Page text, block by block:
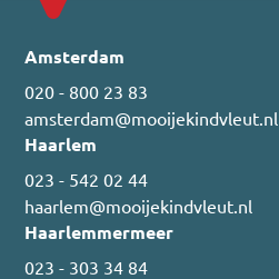
Amsterdam
020 - 800 23 83
amsterdam@mooijekindvleut.nl
Haarlem
023 - 542 02 44
haarlem@mooijekindvleut.nl
Haarlemmermeer
023 - 303 34 84